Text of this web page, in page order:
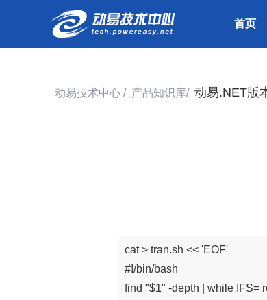
首页
动易技术中心 / 产品知识库/ 动易.NET版
cat > tran.sh << 'EOF'
#!/bin/bash
find "$1" -depth | while IFS=